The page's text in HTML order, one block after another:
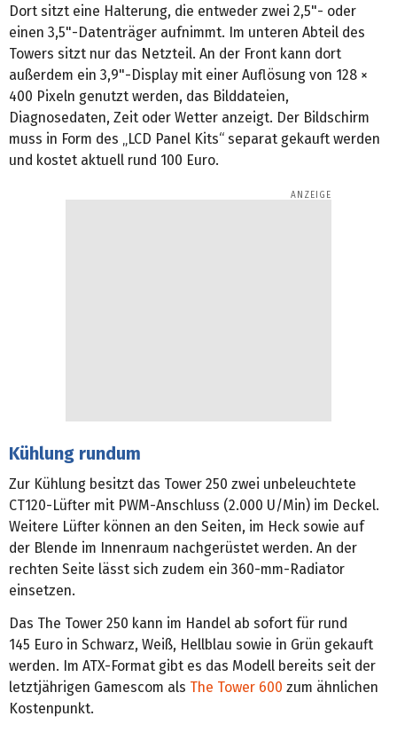
Dort sitzt eine Halterung, die entweder zwei 2,5"- oder
einen 3,5"-Datenträger aufnimmt. Im unteren Abteil des
Towers sitzt nur das Netzteil. An der Front kann dort
außerdem ein 3,9"-Display mit einer Auflösung von 128 ×
400 Pixeln genutzt werden, das Bilddateien,
Diagnosedaten, Zeit oder Wetter anzeigt. Der Bildschirm
muss in Form des „LCD Panel Kits“ separat gekauft werden
und kostet aktuell rund 100 Euro.
Kühlung rundum
Zur Kühlung besitzt das Tower 250 zwei unbeleuchtete
CT120-Lüfter mit PWM-Anschluss (2.000 U/Min) im Deckel.
Weitere Lüfter können an den Seiten, im Heck sowie auf
der Blende im Innenraum nachgerüstet werden. An der
rechten Seite lässt sich zudem ein 360-mm-Radiator
einsetzen.
Das The Tower 250 kann im Handel ab sofort für rund
145 Euro in Schwarz, Weiß, Hellblau sowie in Grün gekauft
werden. Im ATX-Format gibt es das Modell bereits seit der
letztjährigen Gamescom als The Tower 600 zum ähnlichen
Kostenpunkt.